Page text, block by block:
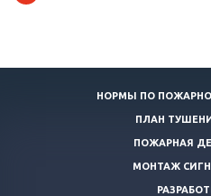
НОРМЫ ПО
ПЛАН
ПОЖАРНАЯ
МОНТАЖ